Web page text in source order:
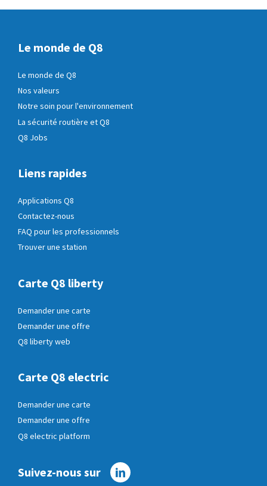
Le monde de Q8
Le monde de Q8
Nos valeurs
Notre soin pour l'environnement
La sécurité routière et Q8
Q8 Jobs
Liens rapides
Applications Q8
Contactez-nous
FAQ pour les professionnels
Trouver une station
Carte Q8 liberty
Demander une carte
Demander une offre
Q8 liberty web
Carte Q8 electric
Demander une carte
Demander une offre
Q8 electric platform
Suivez-nous sur